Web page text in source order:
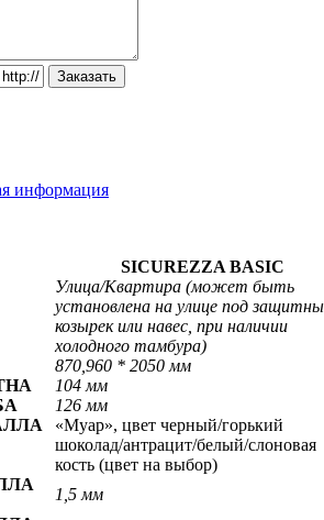
Заказать
информация
SICUREZZA BASIC
Улица/Квартира (может быть
установлена на улице под
козырек или навес, при наличии
холодного тамбура)
870,960 * 2050 мм
104 мм
126 мм
«Муар», цвет черный/горький
шоколад/антрацит/белый/слоновая
кость (цвет на выбор)
1,5 мм